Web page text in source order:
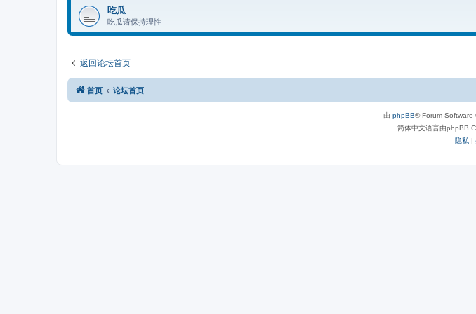
吃瓜
吃瓜请保持理性
返回论坛首页
首页 论坛首页
由 phpBB® Forum Software
简体中文语言由phpBB
隐私 |